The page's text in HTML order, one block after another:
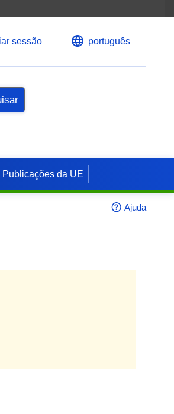
sessão português
Publicações da UE
Ajuda